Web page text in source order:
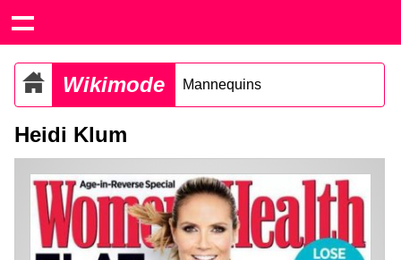
Wikimode Mannequins
Heidi Klum